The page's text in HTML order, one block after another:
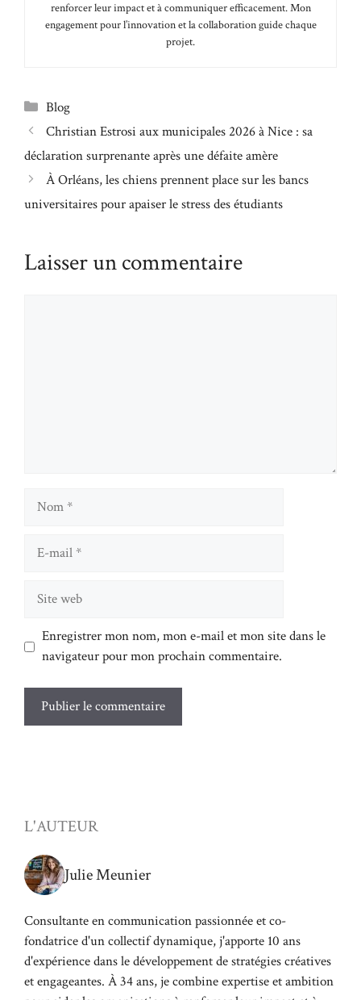
renforcer leur impact et à communiquer efficacement. Mon
engagement pour l’innovation et la collaboration guide chaque
projet.
Catégories
Blog
Christian Estrosi aux municipales 2026 à Nice : sa
déclaration surprenante après une défaite amère
À Orléans, les chiens prennent place sur les bancs
universitaires pour apaiser le stress des étudiants
Laisser un commentaire
Enregistrer mon nom, mon e-mail et mon site dans le
navigateur pour mon prochain commentaire.
L'AUTEUR
Julie Meunier
Consultante en communication passionnée et co-
fondatrice d'un collectif dynamique, j'apporte 10 ans
d'expérience dans le développement de stratégies créatives
et engageantes. À 34 ans, je combine expertise et ambition